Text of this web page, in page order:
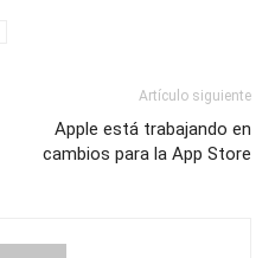
Artículo siguiente
Apple está trabajando en
cambios para la App Store